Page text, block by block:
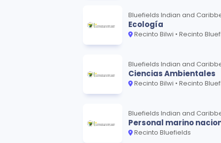
Bluefields Indian and
Ecología
Recinto Bilwi • Recinto Bluefields •
Bluefields Indian and
Ciencias Ambientales
Recinto Bilwi • Recinto Bluefields •
Bluefields Indian and
Personal marino
Recinto Bluefields